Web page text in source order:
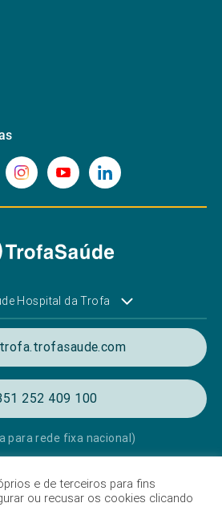
Hospital da Trofa
252 409 100
para rede fixa nacional)
e de Cookies
e de terceiros para fins
ou recusar os cookies clicando